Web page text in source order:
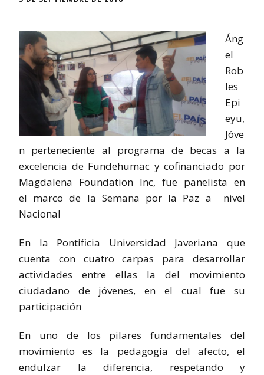
Áng
el
Rob
les
Epi
eyu,
Jóve
n perteneciente al programa de becas a la
excelencia de Fundehumac y cofinanciado por
Magdalena Foundation Inc, fue panelista en
el marco de la Semana por la Paz a nivel
Nacional
En la Pontificia Universidad Javeriana que
cuenta con cuatro carpas para desarrollar
actividades entre ellas la del movimiento
ciudadano de jóvenes, en el cual fue su
participación
En uno de los pilares fundamentales del
movimiento es la pedagogía del afecto, el
endulzar la diferencia, respetando y